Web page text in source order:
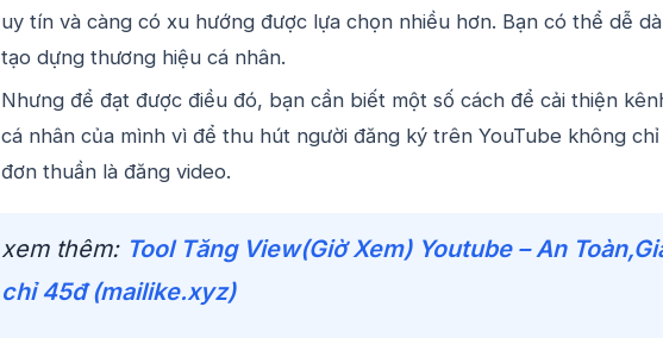
uy tín và càng có xu hướng được lựa chọn nhiều hơn. Bạn có thể dễ
tạo dựng thương hiệu cá nhân.
Nhưng để đạt được điều đó, bạn cần biết một số cách để cải thiện
cá nhân của mình vì để thu hút người đăng ký trên YouTube không chỉ
đơn thuần là đăng video.
xem thêm: Tool Tăng View(Giờ Xem) Youtube – An
chỉ 45đ (mailike.xyz)